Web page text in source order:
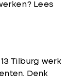
Lees
Tilburg werk
Denk